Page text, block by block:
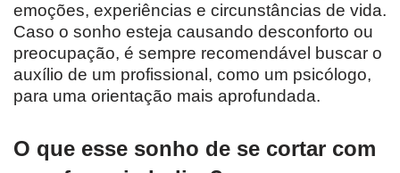
emoções, experiências e circunstâncias de vida.
Caso o sonho esteja causando desconforto ou
preocupação, é sempre recomendável buscar o
auxílio de um profissional, como um psicólogo,
para uma orientação mais aprofundada.
O que esse sonho de se cortar com